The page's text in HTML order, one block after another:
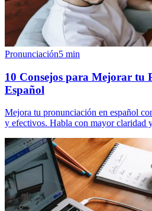
Pronunciación5 min
10 Consejos para Mejorar tu
Español
Mejora tu pronunciación en español
y efectivos. Habla con mayor claridad